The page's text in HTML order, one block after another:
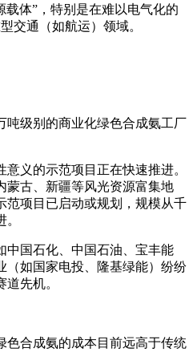
载体”，特别是在难以电气化的
交通（如航运）领域。
吨级别的商业化绿色合成氨工厂
意义的示范项目正在快速推进。
蒙古、新疆等风光资源富集地
范项目已启动或规划，规模从千
中国石化、中国石油、宝丰能
（如国家电投、隆基绿能）纷纷
先机。
色合成氨的成本目前远高于传统